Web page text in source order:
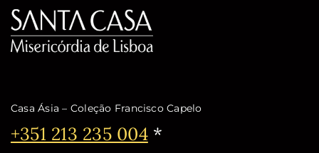
Casa Ásia – Coleção Francisco Capelo
Telefone:
+351 213 235 004*